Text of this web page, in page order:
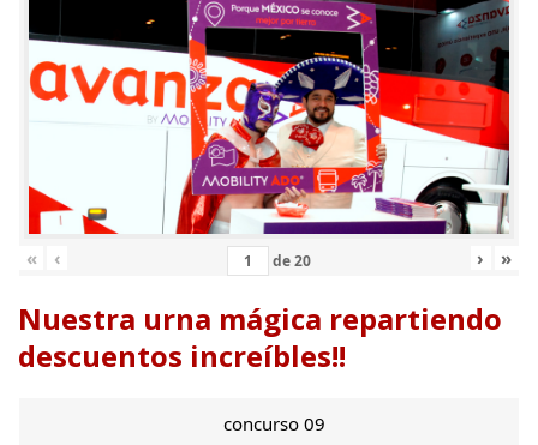
« ‹ de20 › »
Nuestra urna mágica repartiendo
descuentos increíbles!!
concurso 09